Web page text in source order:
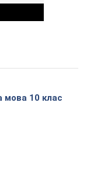
мова 10 клас